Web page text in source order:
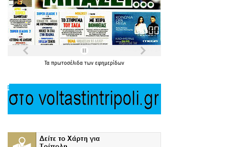
Τα πρωτοσέλιδα των εφημερίδων